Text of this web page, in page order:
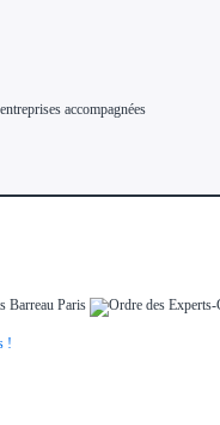
accompagnées
!